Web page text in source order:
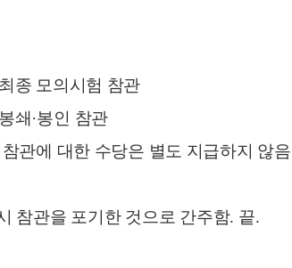
종 모의시험 참관
쇄 ·봉인 참관
관에 대한 수당은 별도 지급하지 않음
참관을 포기한 것으로 간주함. 끝.